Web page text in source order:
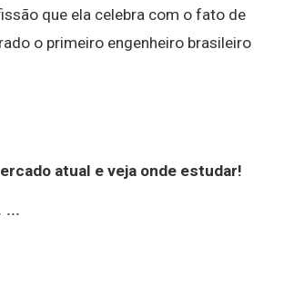
que ela celebra com o fato de
o primeiro engenheiro brasileiro
atual e veja onde estudar!
...